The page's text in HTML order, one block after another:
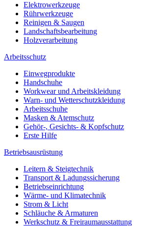
Elektrowerkzeuge
Rührwerkzeuge
Reinigen & Saugen
Landschaftsbearbeitung
Holzverarbeitung
Arbeitsschutz
Einwegprodukte
Handschuhe
Workwear und Arbeitskleidung
Warn- und Wetterschutzkleidung
Arbeitsschuhe
Masken & Atemschutz
Gehör-, Gesichts- & Kopfschutz
Erste Hilfe
Betriebsausrüstung
Leitern & Steigtechnik
Transport & Ladungssicherung
Betriebseinrichtung
Wärme- und Klimatechnik
Strom & Licht
Schläuche & Armaturen
Werkschutz & Freiraumausstattung